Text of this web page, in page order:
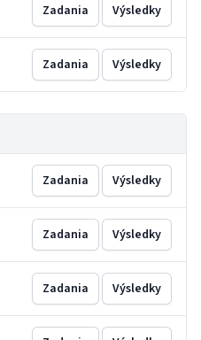
Zadania Výsledky
Zadania Výsledky
Zadania Výsledky
Zadania Výsledky
Zadania Výsledky